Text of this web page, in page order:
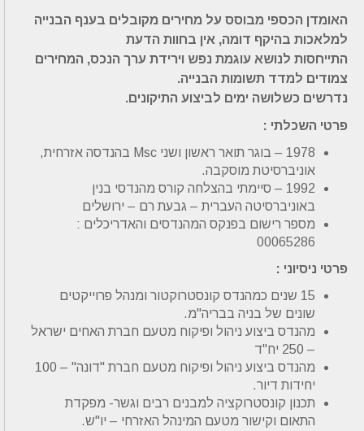
האומדן הכספי מבוסס על מחירים מקובלים בענף הבנייה
למלאכות בהיקף דומה, אין בחוות הדעת
התייחסות לנושא עוגמת נפש וירידת ערך הנכס, המחירים
צמודים למדד תשומות הבנייה.
נדרשים כשלושה ימים לביצוע התיקונים.
פרטי השכלתי :
1978 – בוגר תואר ראשון ושני Msc בהנדסה אזרחית,
אוניברסיטת מוסקבה.
1992 – סיימתי בהצלחה קורס מהנדסי בנין
באוניברסיטה העברית – גבעת רם – ירושלים
מספר רישום בפנקס המהנדסים והאדריכלים :
00065286
פרטי ניסיוני :
15 שנים כמהנדס קונסטרוקטור ומנהל פרוייקטים
שונים של בניה בבריה"מ.
מהנדס ביצוע ניהול ופיקוח מטעם חברת האחים ישראל
– 250 יח"ד
מהנדס ביצוע ניהול ופיקוח מטעם חברת "דונה" – 100
יחידות דיור.
תכנון קונסטרוקציה למבנים רבים וגשר- מפקדת
התאום וקישור מטעם המינהל האזרחי – יו"ש.